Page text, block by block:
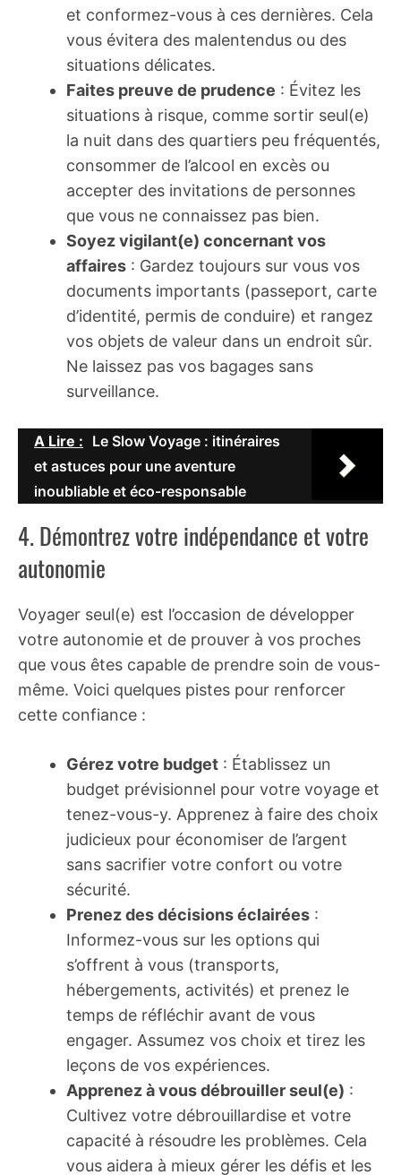
et conformez-vous à ces dernières. Cela
vous évitera des malentendus ou des
situations délicates.
Faites preuve de prudence : Évitez les
situations à risque, comme sortir seul(e)
la nuit dans des quartiers peu fréquentés,
consommer de l’alcool en excès ou
accepter des invitations de personnes
que vous ne connaissez pas bien.
Soyez vigilant(e) concernant vos
affaires : Gardez toujours sur vous vos
documents importants (passeport, carte
d’identité, permis de conduire) et rangez
vos objets de valeur dans un endroit sûr.
Ne laissez pas vos bagages sans
surveillance.
A Lire : Le Slow Voyage : itinéraires
et astuces pour une aventure
inoubliable et éco-responsable
4. Démontrez votre indépendance et votre
autonomie
Voyager seul(e) est l’occasion de développer
votre autonomie et de prouver à vos proches
que vous êtes capable de prendre soin de vous-
même. Voici quelques pistes pour renforcer
cette confiance :
Gérez votre budget : Établissez un
budget prévisionnel pour votre voyage et
tenez-vous-y. Apprenez à faire des choix
judicieux pour économiser de l’argent
sans sacrifier votre confort ou votre
sécurité.
Prenez des décisions éclairées :
Informez-vous sur les options qui
s’offrent à vous (transports,
hébergements, activités) et prenez le
temps de réfléchir avant de vous
engager. Assumez vos choix et tirez les
leçons de vos expériences.
Apprenez à vous débrouiller seul(e) :
Cultivez votre débrouillardise et votre
capacité à résoudre les problèmes. Cela
vous aidera à mieux gérer les défis et les